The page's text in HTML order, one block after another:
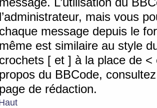
l’administrateur, mais vous
chaque message depuis le
même est similaire au style
crochets [ et ] à la place de <
propos du BBCode,
page de rédaction.